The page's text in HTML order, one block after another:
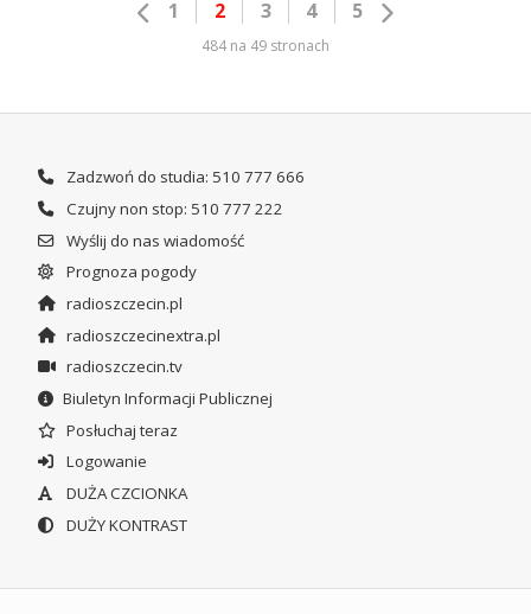
1 2 3 4 5
484 na 49 stronach
Zadzwoń do studia: 510 777 666
Czujny non stop: 510 777 222
Wyślij do nas wiadomość
Prognoza pogody
radioszczecin.pl
radioszczecinextra.pl
radioszczecin.tv
Biuletyn Informacji Publicznej
Posłuchaj teraz
Logowanie
DUŻA CZCIONKA
DUŻY KONTRAST